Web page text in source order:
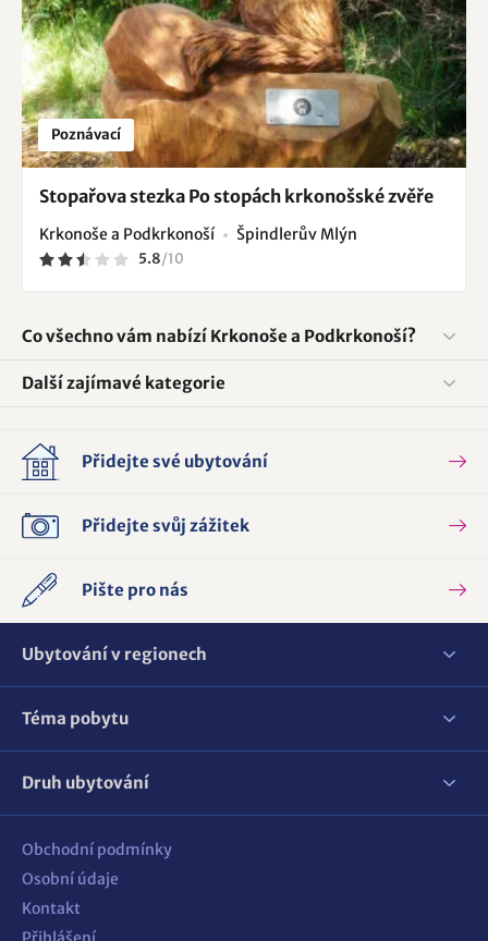
Poznávací
Stopařova stezka Po stopách krkonošské zvěře
Krkonoše a Podkrkonoší Špindlerův Mlýn
5.8/10
Co všechno vám nabízí Krkonoše a Podkrkonoší?
Další zajímavé kategorie
Přidejte své ubytování
Přidejte svůj zážitek
Pište pro nás
Ubytování v regionech
Téma pobytu
Druh ubytování
Obchodní podmínky
Osobní údaje
Kontakt